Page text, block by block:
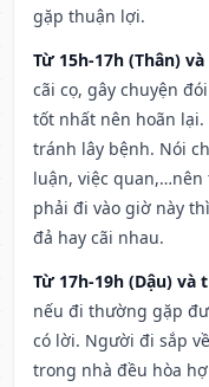
gặp thuận lợi.
Từ 15h-17h (Thân)
cãi cọ, gây chuyện
tốt nhất nên hoãn
tránh lây bệnh. Nói
luận, việc quan,…nên
phải đi vào giờ này
đả hay cãi nhau.
Từ 17h-19h (Dậu) và
nếu đi thường gặp
có lời. Người đi sắp
trong nhà đều hòa